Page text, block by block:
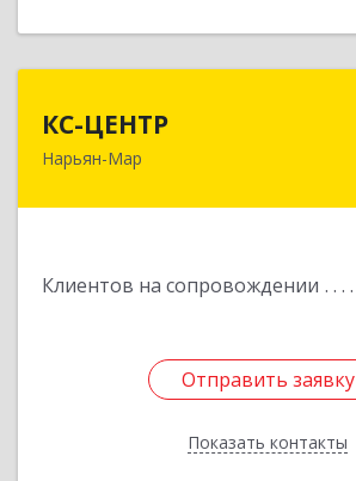
КС-ЦЕНТР
Нарьян-Мар
Клиентов на сопровождении
Отправить заявку
Показать контакты
Отправить заявку
Назад